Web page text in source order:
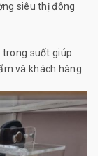
siêu thị đông
suốt giúp
và khách hàng.